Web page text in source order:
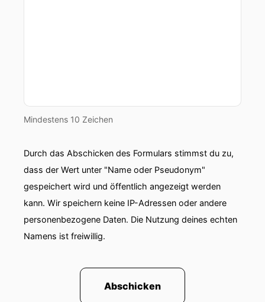
Mindestens 10 Zeichen
Durch das Abschicken des Formulars stimmst du zu,
dass der Wert unter "Name oder Pseudonym"
gespeichert wird und öffentlich angezeigt werden
kann. Wir speichern keine IP-Adressen oder andere
personenbezogene Daten. Die Nutzung deines echten
Namens ist freiwillig.
Abschicken